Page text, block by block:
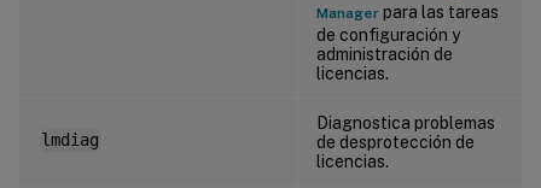
Manager para las tareas
de configuración y
administración de
licencias.
lmdiag
Diagnostica problemas
de desprotección de
licencias.